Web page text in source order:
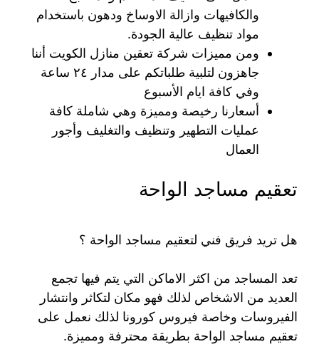
والكافيهات وازالة الاوساخ ودهون باستخدام
مواد تنظيف عالية الجودة.
ومن مميزات شركة تعقين منازل الكويت أننا
جاهزون لتلبية طلباتكم على مدار ٢٤ ساعة
وفي كافة ايام الأسبوع
أسعارنا رخيصة ومميزة وهي شاملة كافة
عمليات التطهير وتنظيف والتغليف وأجور
العمال
تعقيم مساجد الواحة
هل تريد فريق فني لتعقيم مساجد الواحة ؟
تعد المساجد من اكثر الاماكن التي يتم فيها تجمع
العديد من الاشخاص لذلك فهو مكان لتكاثر وانتشار
الفيروسات وخاصة فيروس كورونا لذلك نعمل على
تعقيم مساجد الواحة بطريقة محترفة ومميزة.